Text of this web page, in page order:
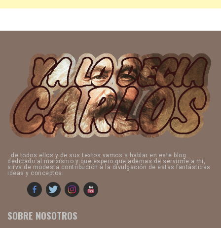
..de todos ellos y de sus textos vamos a hablar en este blog
dedicado al marxismo y que espero que ademas de servirme a mi,
sirva de modesta contribución a la divulgación de estas fantásticas
ideas y conceptos.
SOBRE NOSOTROS